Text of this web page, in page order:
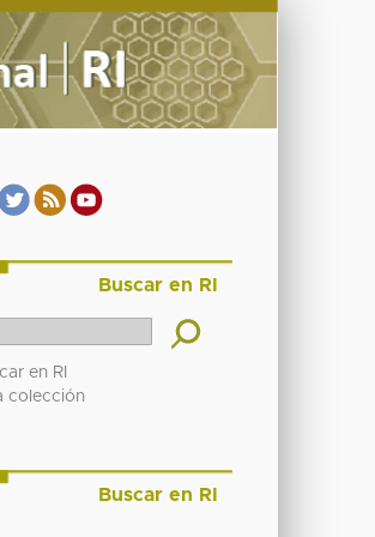
Buscar en RI
en RI
colección
Buscar en RI